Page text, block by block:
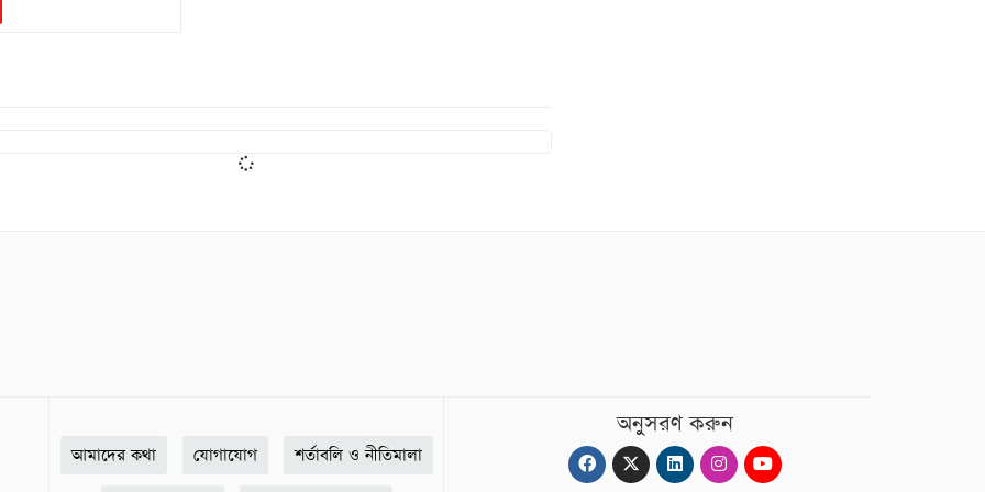
আমাদের কথা যোগাযোগ শর্তাবলি ও নীতিমালা
অনুসরণ করুন